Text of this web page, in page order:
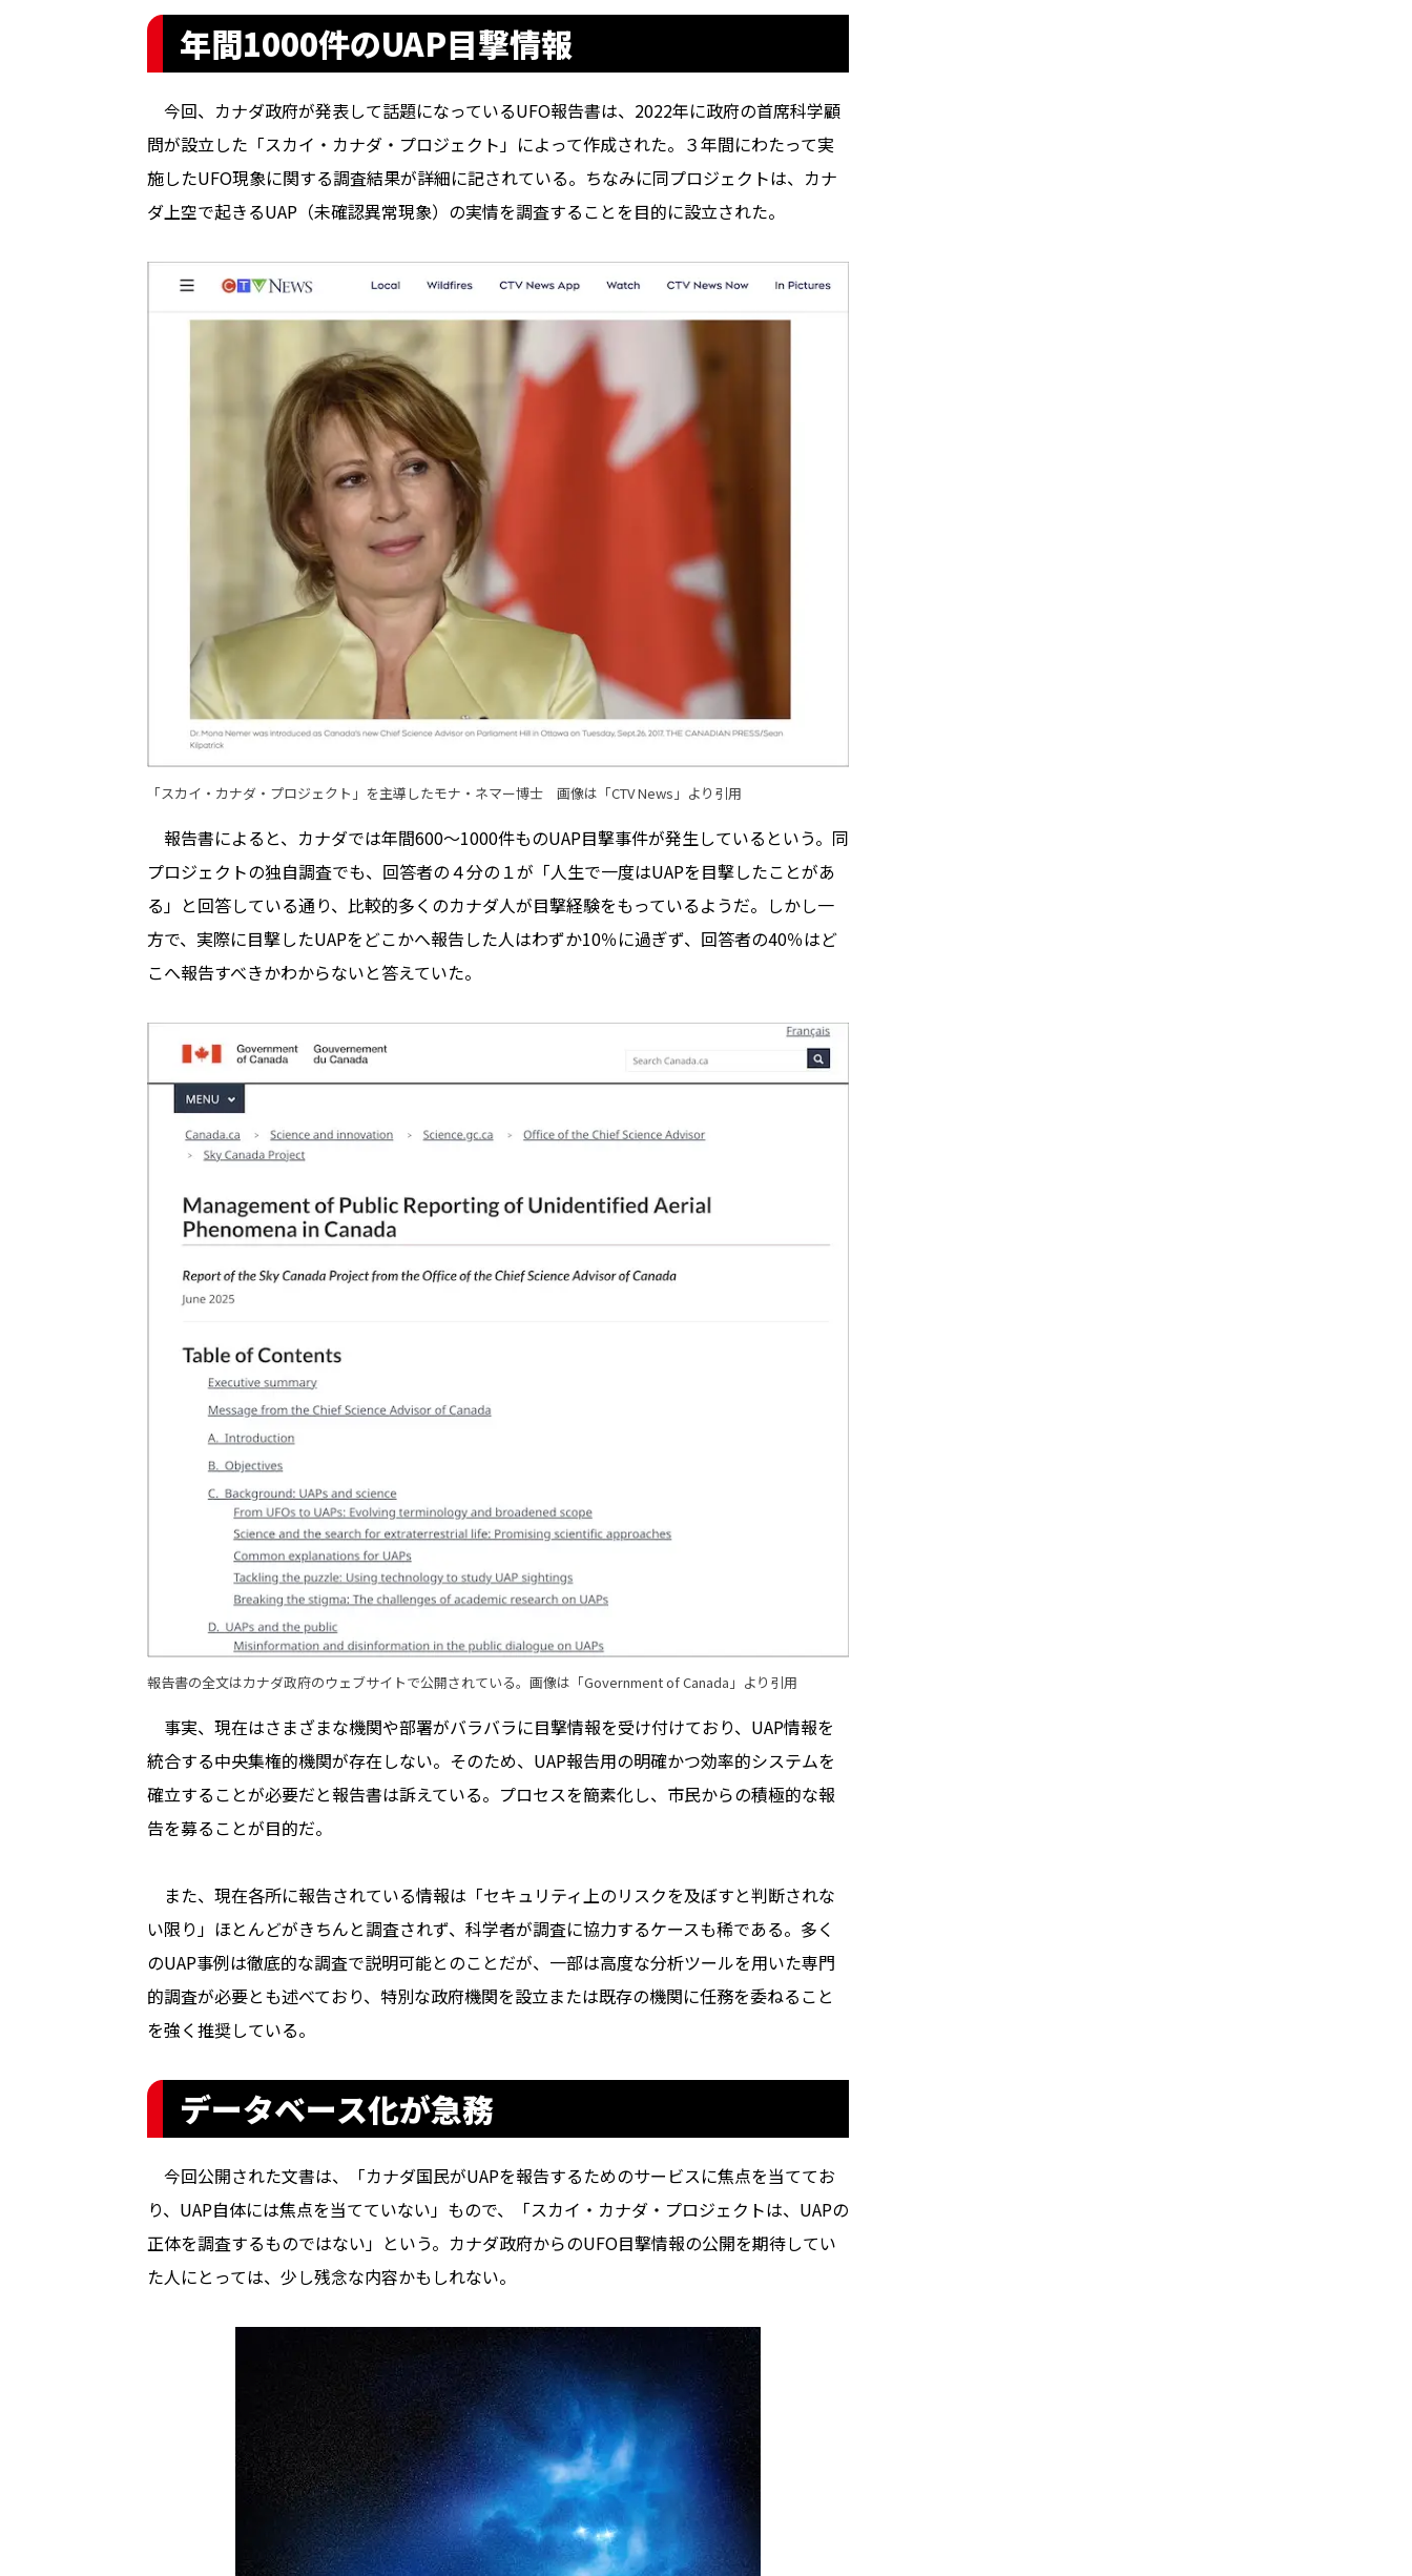
年間1000件のUAP目撃情報
今回、カナダ政府が発表して話題になっているUFO報告書は、2022年に政府の首席科学顧
問が設立した「スカイ・カナダ・プロジェクト」によって作成された。３年間にわたって実
施したUFO現象に関する調査結果が詳細に記されている。ちなみに同プロジェクトは、カナ
ダ上空で起きるUAP（未確認異常現象）の実情を調査することを目的に設立された。
「スカイ・カナダ・プロジェクト」を主導したモナ・ネマー博士 画像は「CTV News 」より引用
報告書によると、カナダでは年間600〜1000件ものUAP目撃事件が発生しているという。同
プロジェクトの独自調査でも、回答者の４分の１が「人生で一度はUAPを目撃したことがあ
る」と回答している通り、比較的多くのカナダ人が目撃経験をもっているようだ。しかし一
方で、実際に目撃したUAPをどこかへ報告した人はわずか10％に過ぎず、回答者の40％はど
こへ報告すべきかわからないと答えていた。
報告書の全文はカナダ政府のウェブサイトで公開されている。画像は「Government of Canada 」より引用
事実、現在はさまざまな機関や部署がバラバラに目撃情報を受け付けており、UAP情報を
統合する中央集権的機関が存在しない。そのため、UAP報告用の明確かつ効率的システムを
確立することが必要だと報告書は訴えている。プロセスを簡素化し、市民からの積極的な報
告を募ることが目的だ。
また、現在各所に報告されている情報は「セキュリティ上のリスクを及ぼすと判断されな
い限り」ほとんどがきちんと調査されず、科学者が調査に協力するケースも稀である。多く
のUAP事例は徹底的な調査で説明可能とのことだが、一部は高度な分析ツールを用いた専門
的調査が必要とも述べており、特別な政府機関を設立または既存の機関に任務を委ねること
を強く推奨している。
データベース化が急務
今回公開された文書は、「カナダ国民がUAPを報告するためのサービスに焦点を当ててお
り、UAP自体には焦点を当てていない」もので、「スカイ・カナダ・プロジェクトは、UAPの
正体を調査するものではない」という。カナダ政府からのUFO目撃情報の公開を期待してい
た人にとっては、少し残念な内容かもしれない。